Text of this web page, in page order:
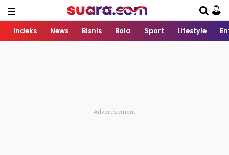
Indeks News Bisnis Bola Sport Lifestyle